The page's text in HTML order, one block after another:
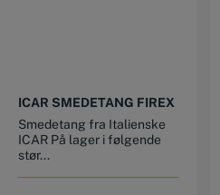
ICAR SMEDETANG FIREX
Smedetang fra Italienske
ICAR På lager i følgende
stør...